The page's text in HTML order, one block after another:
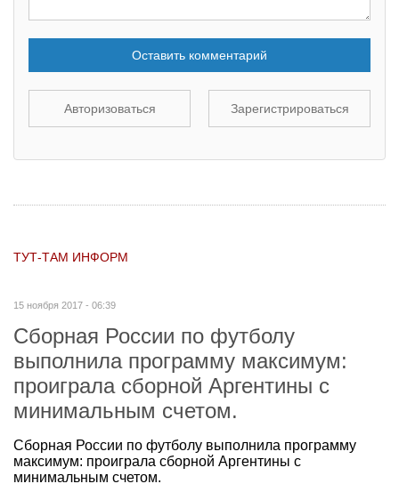
Оставить комментарий
Авторизоваться Зарегистрироваться
ТУТ-ТАМ ИНФОРМ
15 ноября 2017 - 06:39
Сборная России по футболу
выполнила программу максимум:
проиграла сборной Аргентины с
минимальным счетом.
Сборная России по футболу выполнила программу
максимум: проиграла сборной Аргентины с
минимальным счетом.